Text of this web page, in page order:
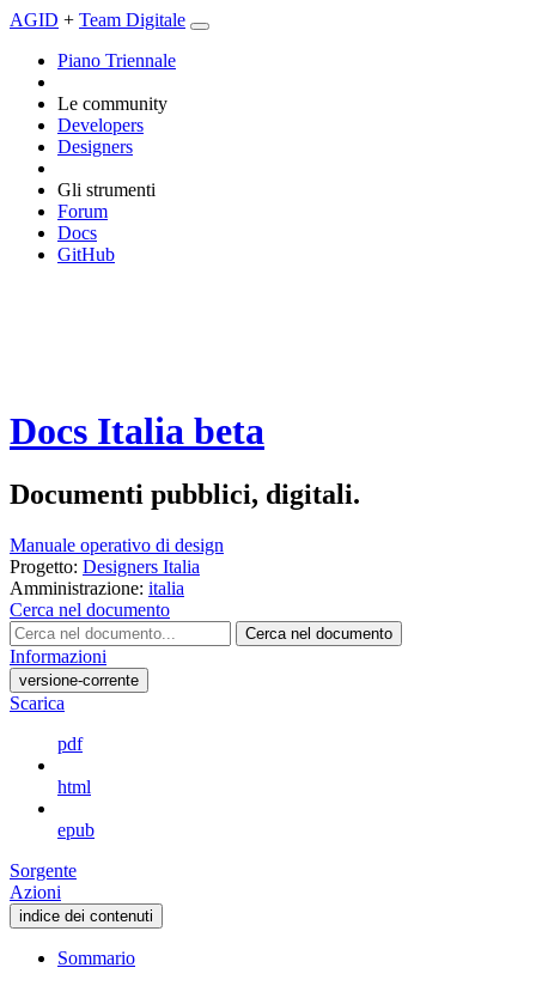
AGID + Team Digitale
Piano Triennale
Le community
Developers
Designers
Gli strumenti
Forum
Docs
GitHub
Docs Italia beta
Documenti pubblici, digitali.
Manuale operativo di design
Progetto: Designers Italia
Amministrazione: italia
Cerca nel documento
Cerca nel documento
Informazioni
versione-corrente
Scarica
pdf
html
epub
Sorgente
Azioni
indice dei contenuti
Sommario